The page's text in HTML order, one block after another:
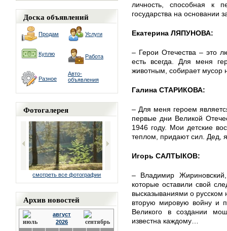
Доска объявлений
Продам Услуги
Куплю Работа
Разное
Авто-
объявления
Фотогалерея
смотреть все фотографии
Архив новостей
август
2026
личность, способная к
государства на основании
Екатерина ЛЯПУНОВА:
– Герои Отечества – это
есть всегда. Для меня
животным, собирает мусор
Галина СТАРИКОВА:
– Для меня героем
первые дни Великой
1946 году. Мои детские
теплом, придают сил. Дед,
Игорь САЛТЫКОВ:
– Владимир
которые оставили свой
высказываниями о
вторую мировую войну и
Великого в создании
известна каждому…